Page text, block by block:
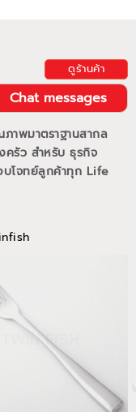
ดูร้านค้า
Chat messages
าพมาตราฐานสากล
ครัว สำหรับ ธุรกิจ
บโจทย์ลูกค้าทุก Life